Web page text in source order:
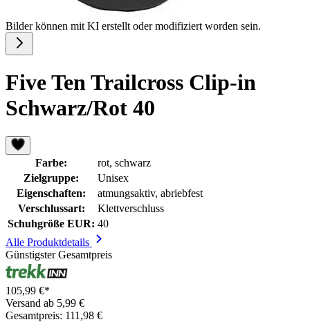
Bilder können mit KI erstellt oder modifiziert worden sein.
Five Ten Trailcross Clip-in
Schwarz/Rot 40
Farbe:
rot, schwarz
Zielgruppe:
Unisex
Eigenschaften:
atmungsaktiv, abriebfest
Verschlussart:
Klettverschluss
Schuhgröße EUR: 40
Alle Produktdetails
Günstigster Gesamtpreis
105,99 €*
Versand ab 5,99 €
Gesamtpreis: 111,98 €